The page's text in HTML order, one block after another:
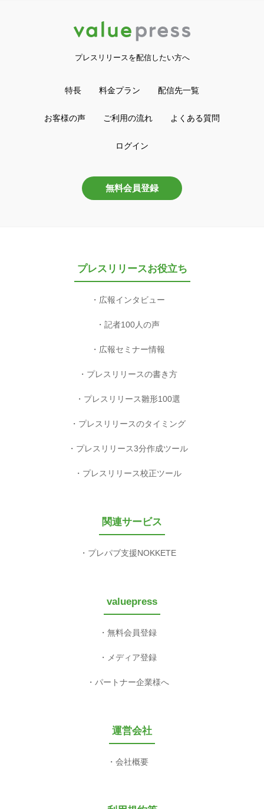
プレスリリースを配信したい方へ
特長 料金プラン 配信先一覧
お客様の声 ご利用の流れ よくある質問
ログイン
無料会員登録
プレスリリースお役立ち
広報インタビュー
記者100人の声
広報セミナー情報
プレスリリースの書き方
プレスリリース雛形100選
プレスリリースのタイミング
プレスリリース3分作成ツール
プレスリリース校正ツール
関連サービス
プレパブ支援NOKKETE
valuepress
無料会員登録
メディア登録
パートナー企業様へ
運営会社
会社概要